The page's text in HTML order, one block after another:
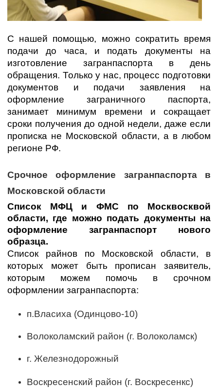
С нашей помощью, можно сократить время
подачи до часа, и подать документы на
изготовление загранпаспорта в день
обращения. Только у нас, процесс подготовки
документов и подачи заявления на
оформление заграничного паспорта,
занимает минимум времени и сокращает
сроки получения до одной недели, даже если
прописка не Московской области, а в любом
регионе РФ.
Срочное оформление загранпаспорта в
Московской области
Список МФЦ и ФМС по Москвосквой
области, где можно подать документы на
оформление загранпаспорт нового
образца.
Список райнов по Московской области, в
которых может быть прописан заявитель,
которым можем помочь в срочном
оформлении загранпаспорта:
п.Власиха (Одинцово-10)
Волоколамский район (г. Волоколамск)
г. Железнодорожный
Воскресенский район (г. Воскресенкс)